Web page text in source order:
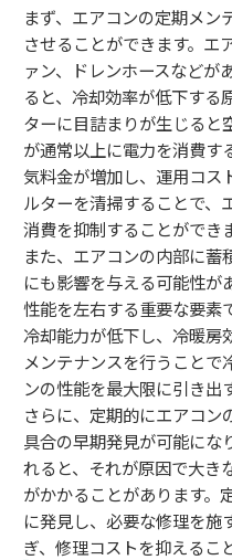
まず、エアコンの定期メン
させることができます。エ
ァン、ドレンホースなどが
ると、冷却効率が低下する
ターに目詰まりが生じると
が通常以上に電力を消費す
気料金が増加し、運用コス
ルターを清掃することで、
消費を抑制することができ
また、エアコンの内部に
にも影響を与える可能性が
性能を左右する重要な要素
冷却能力が低下し、冷暖房
メンテナンスを行うこと
ンの性能を最大限に引き出
さらに、定期的にエアコン
具合の早期発見が可能にな
れると、それが原因で大き
がかかることがあります。
に発見し、必要な修理を施
ぎ、修理コストを抑えるこ